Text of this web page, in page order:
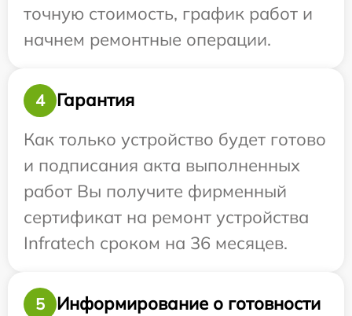
точную стоимость, график работ и
начнем ремонтные операции.
4
Гарантия
Как только устройство будет готово
и подписания акта выполненных
работ Вы получите фирменный
сертификат на ремонт устройства
Infratech сроком на 36 месяцев.
5
Информирование о готовности